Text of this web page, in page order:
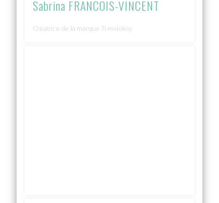
Sabrina FRANCOIS-VINCENT
Créatrice de la marque Ti molokoy